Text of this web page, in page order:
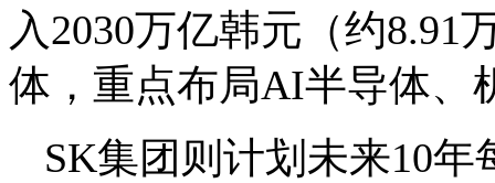
入2030万亿韩元（约8.91
体，重点布局AI半导体、
SK集团则计划未来10